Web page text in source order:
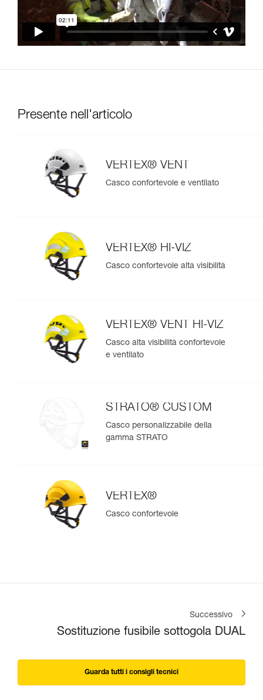
Presente nell'articolo
VERTEX® VENT
Casco confortevole e ventilato
VERTEX® HI-VIZ
Casco confortevole alta visibilità
VERTEX® VENT HI-VIZ
Casco alta visibilità confortevole
e ventilato
STRATO® CUSTOM
Casco personalizzabile della
gamma STRATO
VERTEX®
Casco confortevole
Successivo
Sostituzione fusibile sottogola DUAL
Guarda tutti i consigli tecnici